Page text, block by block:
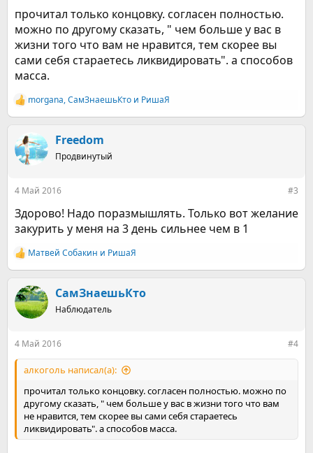
прочитал только концовку. согласен полностью.
можно по другому сказать, " чем больше у вас в
жизни того что вам не нравится, тем скорее вы
сами себя стараетесь ликвидировать". а способов
масса.
Р
е
к
ц
и
morgana,СамЗнаешьКто и РишаЯ
Freedom
Продвинутый
4 Май 2016 #3
Здорово! Надо поразмышлять. Только вот желание
закурить у меня на 3 день сильнее чем в 1
Р
е
к
ц
и
Матвей Собакин и РишаЯ
СамЗнаешьКто
Наблюдатель
4 Май 2016 #4
алкоголь написал(а):
прочитал только концовку. согласен полностью. можно по
другому сказать, " чем больше у вас в жизни того что вам
не нравится, тем скорее вы сами себя стараетесь
ликвидировать". а способов масса.